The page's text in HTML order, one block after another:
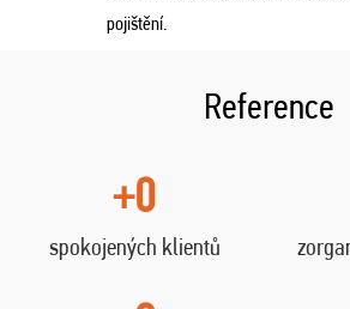
pojištění.
Reference
+0
spokojených klientů